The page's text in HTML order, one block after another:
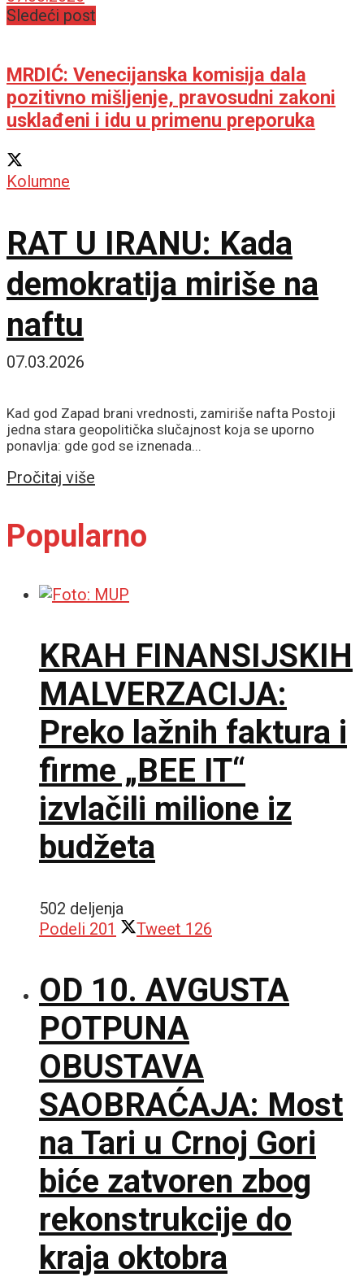
Sledeći post
MRDIĆ: Venecijanska komisija dala
pozitivno mišljenje, pravosudni zakoni
usklađeni i idu u primenu preporuka
Kolumne
RAT U IRANU: Kada
demokratija miriše na
naftu
07.03.2026
Kad god Zapad brani vrednosti, zamiriše nafta Postoji
jedna stara geopolitička slučajnost koja se uporno
ponavlja: gde god se iznenada...
Pročitaj više
Popularno
KRAH FINANSIJSKIH
MALVERZACIJA:
Preko lažnih faktura i
firme „BEE IT“
izvlačili milione iz
budžeta
502 deljenja
Podeli 201 Tweet 126
OD 10. AVGUSTA
POTPUNA
OBUSTAVA
SAOBRAĆAJA: Most
na Tari u Crnoj Gori
biće zatvoren zbog
rekonstrukcije do
kraja oktobra